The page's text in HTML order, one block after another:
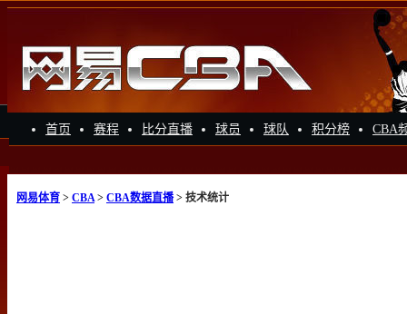
首页 赛程 比分直播 球员 球队 积分榜 CBA
网易体育 > CBA> CBA数据直播> 技术统计